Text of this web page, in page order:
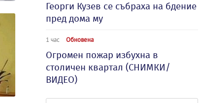
Георги Кузев се събраха на бдение
пред дома му
1 час Обновена
Огромен пожар избухна в
столичен квартал (СНИМКИ/
ВИДЕО)